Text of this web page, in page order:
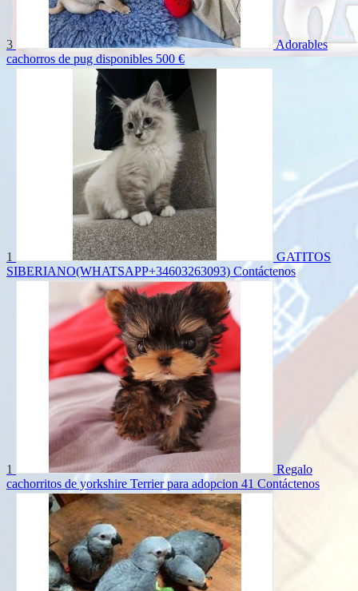
3
Adorables
cachorros de pug disponibles 500 €
1
GATITOS
SIBERIANO(WHATSAPP+34603263093) Contáctenos
1
Regalo
cachorritos de yorkshire Terrier para adopcion 41 Contáctenos